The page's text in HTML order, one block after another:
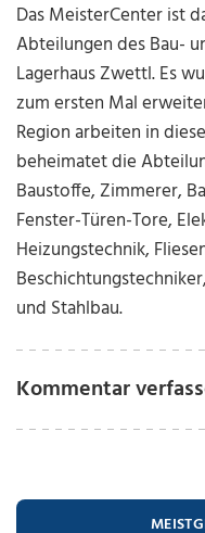
Das MeisterCenter ist
Abteilungen des Bau-
Lagerhaus Zwettl. Es
zum ersten Mal
Region arbeiten in
beheimatet die
Baustoffe, Zimmerer,
Fenster-Türen-Tore,
Heizungstechnik,
und Stahlbau.
Kommentar